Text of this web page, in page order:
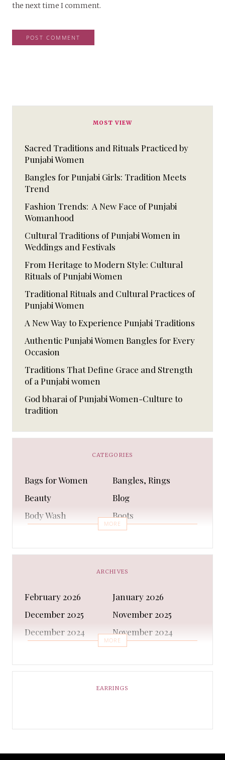
the next time I comment.
MOST VIEW
Sacred Traditions and Rituals Practiced by
Punjabi Women
Bangles for Punjabi Girls: Tradition Meets
Trend
Fashion Trends: A New Face of Punjabi
Womanhood
Cultural Traditions of Punjabi Women in
Weddings and Festivals
From Heritage to Modern Style: Cultural
Rituals of Punjabi Women
Traditional Rituals and Cultural Practices of
Punjabi Women
A New Way to Experience Punjabi Traditions
Authentic Punjabi Women Bangles for Every
Occasion
Traditions That Define Grace and Strength
of a Punjabi women
God bharai of Punjabi Women-Culture to
tradition
CATEGORIES
Bags for Women
Bangles, Rings
Beauty
Blog
Body Wash
Boots
Bracelet
Business
Capes & Wings
Casual Shoes
Cleanser
Clothing Sets
COATS AND JACKETS
Concealer
Conditioner
Costumes
Decorating
Deodorant
Dressing
MORE
ARCHIVES
February 2026
January 2026
December 2025
November 2025
December 2024
November 2024
September 2024
August 2024
July 2024
May 2024
January 2023
December 2022
MORE
EARRINGS